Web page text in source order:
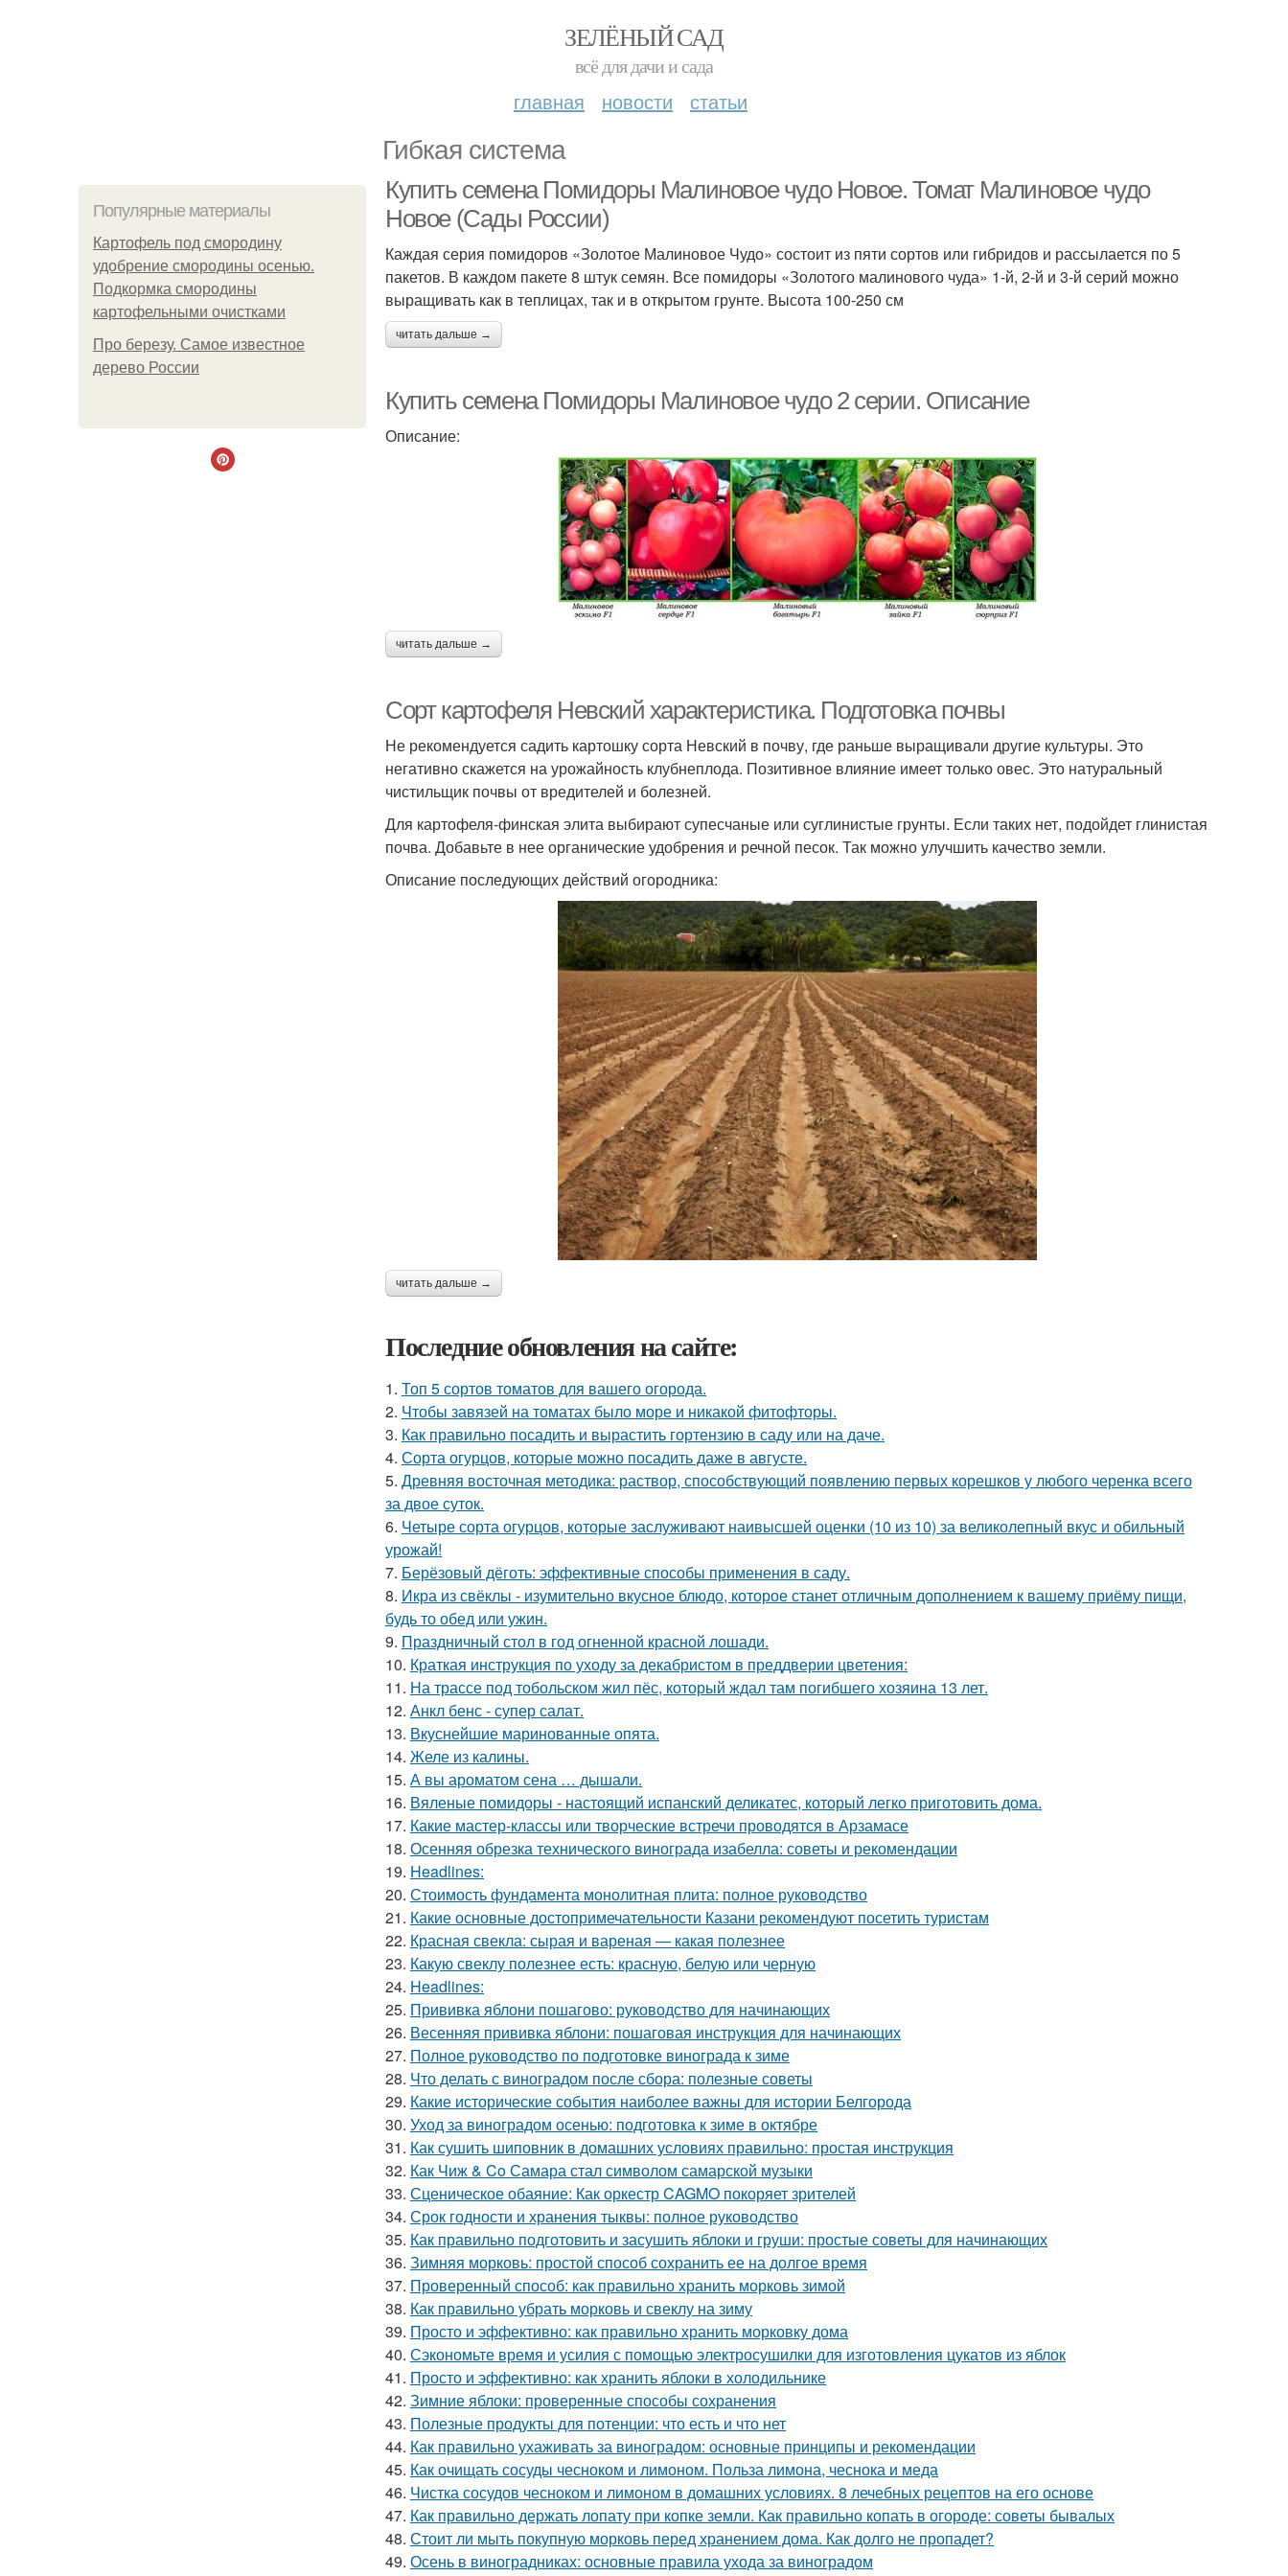
ЗЕЛЁНЫЙ САД
всё для дачи и сада
главная новости статьи
Гибкая система
Популярные материалы
Картофель под смородину
удобрение смородины осенью.
Подкормка смородины
картофельными очистками
Про березу. Самое известное
дерево России
Купить семена Помидоры Малиновое чудо Новое. Томат Малиновое чудо
Новое (Сады России)
Каждая серия помидоров «Золотое Малиновое Чудо» состоит из пяти сортов или гибридов и рассылается по 5
пакетов. В каждом пакете 8 штук семян. Все помидоры «Золотого малинового чуда» 1-й, 2-й и 3-й серий можно
выращивать как в теплицах, так и в открытом грунте. Высота 100-250 см
читать дальше →
Купить семена Помидоры Малиновое чудо 2 серии. Описание
Описание:
читать дальше →
Сорт картофеля Невский характеристика. Подготовка почвы
Не рекомендуется садить картошку сорта Невский в почву, где раньше выращивали другие культуры. Это
негативно скажется на урожайность клубнеплода. Позитивное влияние имеет только овес. Это натуральный
чистильщик почвы от вредителей и болезней.
Для картофеля-финская элита выбирают супесчаные или суглинистые грунты. Если таких нет, подойдет глинистая
почва. Добавьте в нее органические удобрения и речной песок. Так можно улучшить качество земли.
Описание последующих действий огородника:
читать дальше →
Последние обновления на сайте:
1. Топ 5 сортов томатов для вашего огорода.
2. Чтобы завязей на томатах было море и никакой фитофторы.
3. Как правильно посадить и вырастить гортензию в саду или на даче.
4. Сорта огурцов, которые можно посадить даже в августе.
5. Древняя восточная методика: раствор, способствующий появлению первых корешков у любого черенка всего
за двое суток.
6. Четыре сорта огурцов, которые заслуживают наивысшей оценки (10 из 10) за великолепный вкус и обильный
урожай!
7. Берёзовый дёготь: эффективные способы применения в саду.
8. Икра из свёклы - изумительно вкусное блюдо, которое станет отличным дополнением к вашему приёму пищи,
будь то обед или ужин.
9. Праздничный стол в год огненной красной лошади.
10. Краткая инструкция по уходу за декабристом в преддверии цветения:
11. На трассе под тобольском жил пёс, который ждал там погибшего хозяина 13 лет.
12. Анкл бенс - супер салат.
13. Вкуснейшие маринованные опята.
14. Желе из калины.
15. А вы ароматом сена … дышали.
16. Вяленые помидоры - настоящий испанский деликатес, который легко приготовить дома.
17. Какие мастер-классы или творческие встречи проводятся в Арзамасе
18. Осенняя обрезка технического винограда изабелла: советы и рекомендации
19. Headlines:
20. Стоимость фундамента монолитная плита: полное руководство
21. Какие основные достопримечательности Казани рекомендуют посетить туристам
22. Красная свекла: сырая и вареная — какая полезнее
23. Какую свеклу полезнее есть: красную, белую или черную
24. Headlines:
25. Прививка яблони пошагово: руководство для начинающих
26. Весенняя прививка яблони: пошаговая инструкция для начинающих
27. Полное руководство по подготовке винограда к зиме
28. Что делать с виноградом после сбора: полезные советы
29. Какие исторические события наиболее важны для истории Белгорода
30. Уход за виноградом осенью: подготовка к зиме в октябре
31. Как сушить шиповник в домашних условиях правильно: простая инструкция
32. Как Чиж & Co Самара стал символом самарской музыки
33. Сценическое обаяние: Как оркестр CAGMO покоряет зрителей
34. Срок годности и хранения тыквы: полное руководство
35. Как правильно подготовить и засушить яблоки и груши: простые советы для начинающих
36. Зимняя морковь: простой способ сохранить ее на долгое время
37. Проверенный способ: как правильно хранить морковь зимой
38. Как правильно убрать морковь и свеклу на зиму
39. Просто и эффективно: как правильно хранить морковку дома
40. Сэкономьте время и усилия с помощью электросушилки для изготовления цукатов из яблок
41. Просто и эффективно: как хранить яблоки в холодильнике
42. Зимние яблоки: проверенные способы сохранения
43. Полезные продукты для потенции: что есть и что нет
44. Как правильно ухаживать за виноградом: основные принципы и рекомендации
45. Как очищать сосуды чесноком и лимоном. Польза лимона, чеснока и меда
46. Чистка сосудов чесноком и лимоном в домашних условиях. 8 лечебных рецептов на его основе
47. Как правильно держать лопату при копке земли. Как правильно копать в огороде: советы бывалых
48. Стоит ли мыть покупную морковь перед хранением дома. Как долго не пропадет?
49. Осень в виноградниках: основные правила ухода за виноградом